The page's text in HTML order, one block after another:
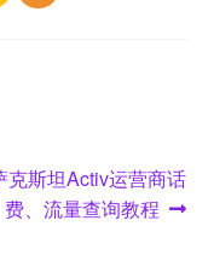
克斯坦Activ运营商话
费、流量查询教程